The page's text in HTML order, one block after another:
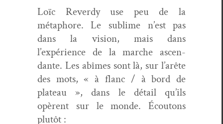
Loïc Reverdy use peu de la
métaphore. Le sub­lime n’est pas
dans la vision, mais dans
l’expérience de la marche ascen­
dante. Les abîmes sont là, sur l’arête
des mots, « à flanc / à bord de
plateau », dans le détail qu’ils
opèrent sur le monde. Écou­tons
plutôt :